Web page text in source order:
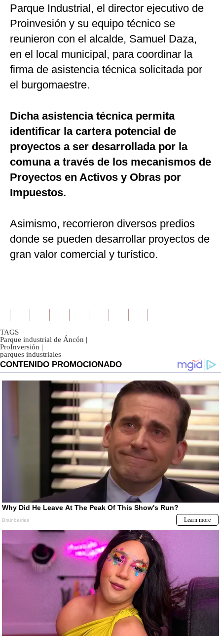
Parque Industrial, el director ejecutivo de
Proinvesión y su equipo técnico se
reunieron con el alcalde, Samuel Daza,
en el local municipal, para coordinar la
firma de asistencia técnica solicitada por
el burgomaestre.
Dicha asistencia técnica permita
identificar la cartera potencial de
proyectos a ser desarrollada por la
comuna a través de los mecanismos de
Proyectos en Activos y Obras por
Impuestos.
Asimismo, recorrieron diversos predios
donde se pueden desarrollar proyectos de
gran valor comercial y turístico.
TAGS
Parque industrial de Áncón |
ProInversión |
parques industriales